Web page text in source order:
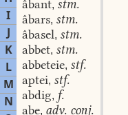
I
J
K
L
M
N
âbant, stm.
âbars, stm.
âbasel, stm.
abbet, stm.
abbeteie, stf.
aptei, stf.
abdig, f.
abe, adv. conj.